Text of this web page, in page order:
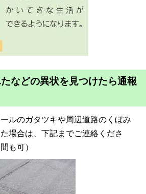
たなどの異状を見つけたら通報
ルのガタツキや周辺道路のくぼみ
場合は、下記までご連絡くださ
も可）